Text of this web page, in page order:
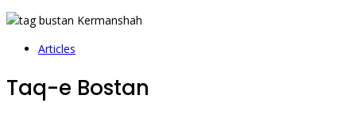
Articles
Taq-e Bostan